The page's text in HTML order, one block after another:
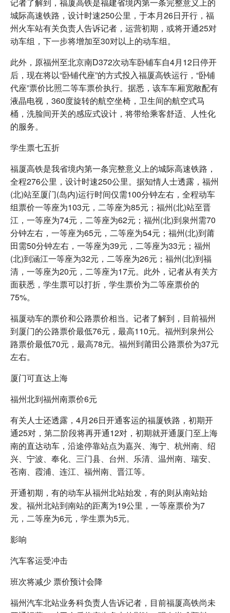
城际高速铁路，设计时速250公里，于本月26日开行，福
州火车站有关负责人告诉记者，运营初期，或将开通25对
动车组，下一步将增加至30对以上的动车组。
此外，原福州至北京南D372次动车卧铺车自4月12日停开
后，现在将以“卧铺代座”的方式投入福厦高铁运行，“卧铺
代座”票价比照二等车票价执行。据悉，该车车厢宽敞配有
液晶电视，360度旋转的航空坐椅，卫生间的航空式马
桶，洗脸间开关的感应式设计，将带给乘客舒适、人性化
的服务。
学生票七五折
福厦高铁是我省境内第一条完整意义上的城际高速铁路，
全程276公里，设计时速250公里。据知情人士透露，福州
(北)站至厦门(岛内)运行时间仅需100分钟左右，全程动车
组票价一等座为103元，二等座为85元；福州(北)站至晋
江，一等座为74元，二等座为62元；福州(北)到泉州需70
分钟左右，一等座为65元，二等座为54元；福州(北)到莆
田需50分钟左右，一等座为39元，二等座为33元；福州
(北)到涵江一等座为32元，二等座为26元；福州(北)到福
清，一等座为20元，二等座为17元。此外，记者从有关方
面获悉，学生票可以打折，学生票价为二等座票价的
75%。
福厦动车的票价和公路票价相当。记者了解到，目前福州
到厦门的公路票价最低76元，最高110元。福州到泉州公
路票价最低70元，最高78元。福州到莆田公路票价为37元
左右。
厦门可直达上海
福州北到福州南票价6元
有关人士还透露，4月26日开通客运的福厦铁路，初期开
通25对，第二阶段将再开通12对，初期就开通厦门至上海
南的直达动车，沿途停靠站点为嘉兴、海宁、杭州南、绍
兴、宁波、奉化、三门县、台州、乐清、温州南、瑞安、
苍南、霞浦、连江、福州南、晋江等。
开通初期，有的动车从福州北站始发，有的则从南站始
发。福州北站到南站的距离为19公里，一等座票价为7
元，二等座为6元，学生票为5元。
影响
汽车客运受冲击
班次将减少 票价预计会降
福州汽车北站业务科负责人告诉记者，目前福厦高铁尚未